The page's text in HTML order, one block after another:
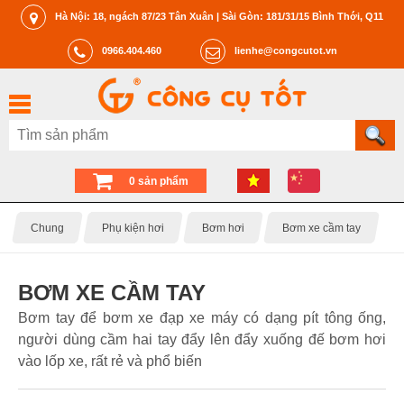
Hà Nội: 18, ngách 87/23 Tân Xuân | Sài Gòn: 181/31/15 Bình Thới, Q11
0966.404.460 lienhe@congcutot.vn
0 sản phẩm
Chung Phụ kiện hơi Bơm hơi Bơm xe cầm tay
BƠM XE CẦM TAY
Bơm tay để bơm xe đạp xe máy có dạng pít tông ống,
người dùng cầm hai tay đẩy lên đẩy xuống đế bơm hơi
vào lốp xe, rất rẻ và phổ biến